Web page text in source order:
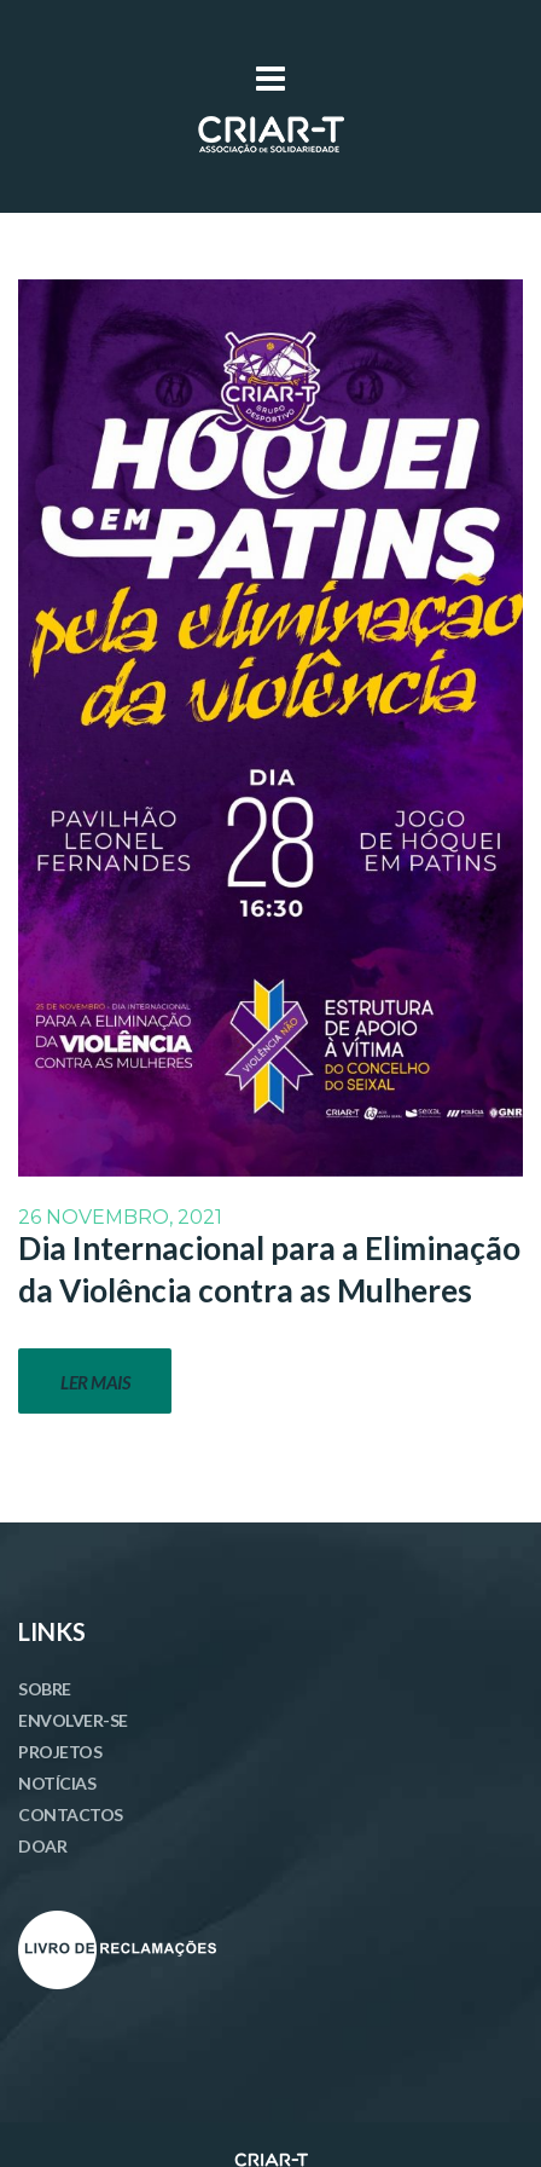
26 NOVEMBRO, 2021
Dia Internacional para a Eliminação
da Violência contra as Mulheres
LER MAIS
LINKS
SOBRE
ENVOLVER-SE
PROJETOS
NOTÍCIAS
CONTACTOS
DOAR